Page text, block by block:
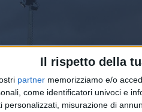
Il rispetto della
partner memorizziamo e/o
come identificatori univoci e
personalizzati, misurazione di